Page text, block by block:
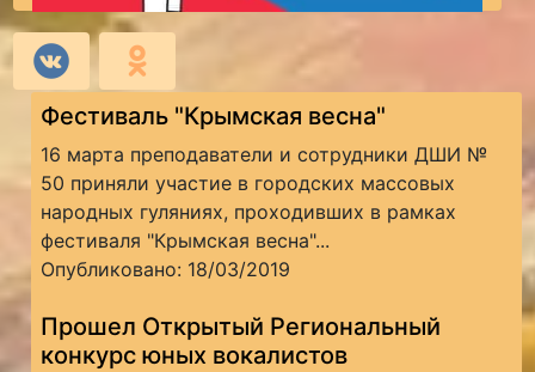
Фестиваль "Крымская весна"
16 марта преподаватели и сотрудники ДШИ №
50 приняли участие в городских массовых
народных гуляниях, проходивших в рамках
фестиваля "Крымская весна"...
Опубликовано: 18/03/2019
Прошел Открытый Региональный
конкурс юных вокалистов